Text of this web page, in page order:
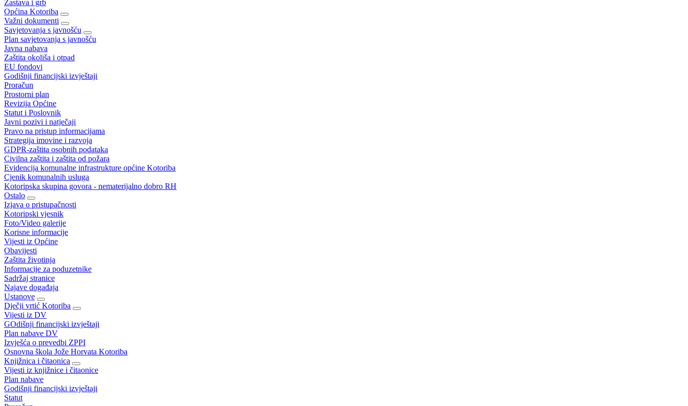
Zastava i grb
Općina Kotoriba
Važni dokumenti
Savjetovanja s javnošću
Plan savjetovanja s javnošću
Javna nabava
Zaštita okoliša i otpad
EU fondovi
Godišnji financijski izvještaji
Proračun
Prostorni plan
Revizija Općine
Statut i Poslovnik
Javni pozivi i natječaji
Pravo na pristup informacijama
Strategija imovine i razvoja
GDPR-zaštita osobnih podataka
Civilna zaštita i zaštita od požara
Evidencija komunalne infrastrukture općine Kotoriba
Cjenik komunalnih usluga
Kotoripska skupina govora - nematerijalno dobro RH
Ostalo
Izjava o pristupačnosti
Kotoripski vjesnik
Foto/Video galerije
Korisne informacije
Vijesti iz Općine
Obavijesti
Zaštita životinja
Informacije za poduzetnike
Sadržaj stranice
Najave događaja
Ustanove
Dječji vrtić Kotoriba
Vijesti iz DV
GOdišnji financijski izvještaji
Plan nabave DV
Izvješća o prevedbi ZPPI
Osnovna škola Jože Horvata Kotoriba
Knjižnica i čitaonica
Vijesti iz knjižnice i čitaonice
Plan nabave
Godišnji financijski izvještaji
Statut